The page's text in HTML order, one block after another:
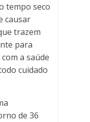
tempo seco
causar
trazem
para
a saúde
cuidado
de 36